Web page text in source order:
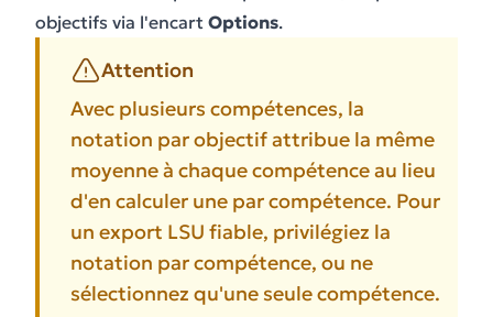
objectifs via l'encart Options.
Attention
Avec plusieurs compétences, la
notation par objectif attribue la même
moyenne à chaque compétence au lieu
d'en calculer une par compétence. Pour
un export LSU fiable, privilégiez la
notation par compétence, ou ne
sélectionnez qu'une seule compétence.